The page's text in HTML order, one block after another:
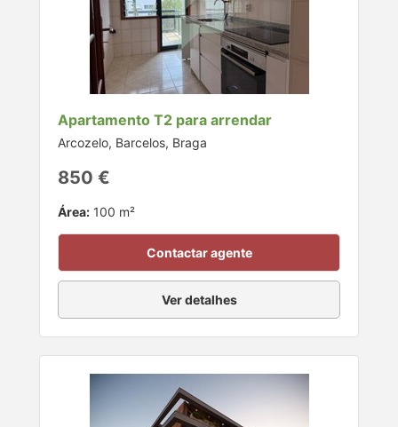
Apartamento T2 para arrendar
Arcozelo, Barcelos, Braga
850 €
Área: 100 m²
Contactar agente
Ver detalhes